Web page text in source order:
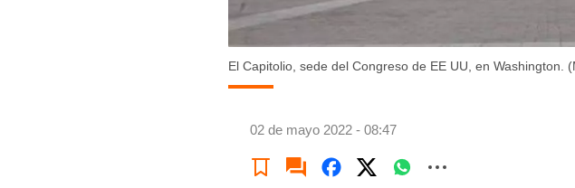
El Capitolio, sede del Congreso de EE UU, en Washington.
02 de mayo 2022 - 08:47